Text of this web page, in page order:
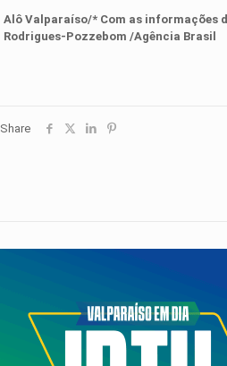
Alô Valparaíso/* Com as informações
Rodrigues-Pozzebom /Agência Brasil
Share